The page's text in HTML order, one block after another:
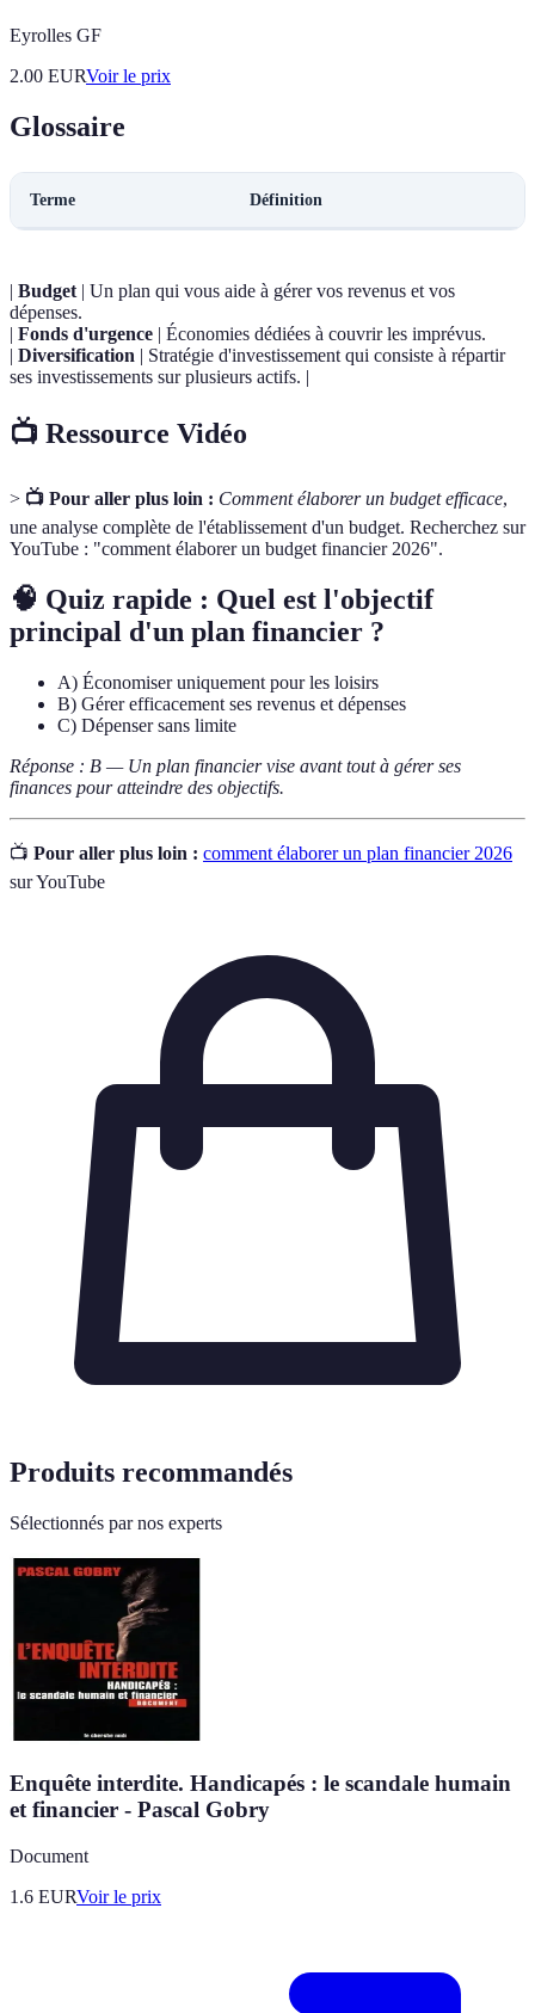
Eyrolles GF
2.00 EURVoir le prix
Glossaire
Terme Définition
| Budget | Un plan qui vous aide à gérer vos revenus et vos
dépenses.
| Fonds d'urgence | Économies dédiées à couvrir les imprévus.
| Diversification | Stratégie d'investissement qui consiste à répartir
ses investissements sur plusieurs actifs. |
📺 Ressource Vidéo
> 📺 Pour aller plus loin : Comment élaborer un budget efficace,
une analyse complète de l'établissement d'un budget. Recherchez sur
YouTube : "comment élaborer un budget financier 2026".
🧠 Quiz rapide : Quel est l'objectif
principal d'un plan financier ?
A) Économiser uniquement pour les loisirs
B) Gérer efficacement ses revenus et dépenses
C) Dépenser sans limite
Réponse : B — Un plan financier vise avant tout à gérer ses
finances pour atteindre des objectifs.
📺 Pour aller plus loin : comment élaborer un plan financier 2026
sur YouTube
Produits recommandés
Sélectionnés par nos experts
Enquête interdite. Handicapés : le scandale humain
et financier - Pascal Gobry
Document
1.6 EURVoir le prix